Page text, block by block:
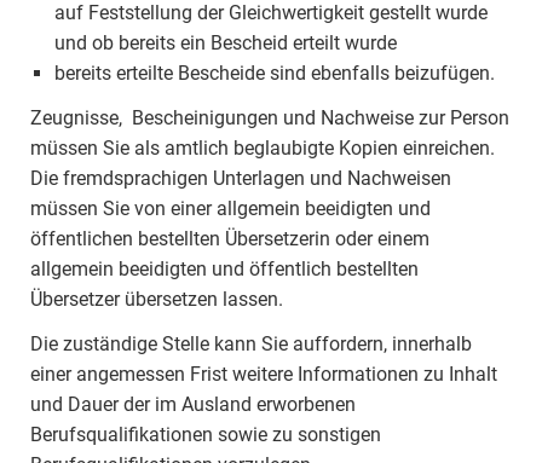
auf Feststellung der Gleichwertigkeit gestellt wurde
und ob bereits ein Bescheid erteilt wurde
bereits erteilte Bescheide sind ebenfalls beizufügen.
Zeugnisse, Bescheinigungen und Nachweise zur Person
müssen Sie als amtlich beglaubigte Kopien einreichen.
Die fremdsprachigen Unterlagen und Nachweisen
müssen Sie von einer allgemein beeidigten und
öffentlichen bestellten Übersetzerin oder einem
allgemein beeidigten und öffentlich bestellten
Übersetzer übersetzen lassen.
Die zuständige Stelle kann Sie auffordern, innerhalb
einer angemessen Frist weitere Informationen zu Inhalt
und Dauer der im Ausland erworbenen
Berufsqualifikationen sowie zu sonstigen